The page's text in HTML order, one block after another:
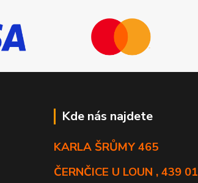
Kde nás najdete
KARLA ŠRŮMY 465
ČERNČICE U LOUN , 439 01